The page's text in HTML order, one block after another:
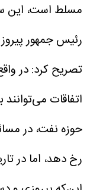
مسلط است، این
رئیس جمهور
تصریح کرد: در
اتفاقات
حوزه نفت، در
رخ دهد، اما در